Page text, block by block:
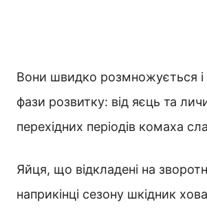
Вони швидко розмножується і
фази розвитку: від яєць та
перехідних періодів комаха
Яйця, що відкладені на
наприкінці сезону шкідник